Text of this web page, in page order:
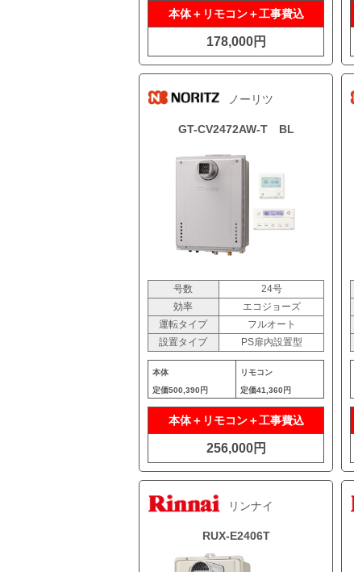
本体＋リモコン＋工事費込
178,000円
ノーリツ
GT-CV2472AW-T BL
号数
24号
効率
エコジョーズ
運転タイプ
フルオート
設置タイプ
PS扉内設置型
本体
定価500,390円
リモコン
定価41,360円
本体＋リモコン＋工事費込
256,000円
リンナイ
RUX-E2406T